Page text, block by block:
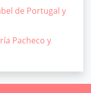
de Portugal y
Pacheco y